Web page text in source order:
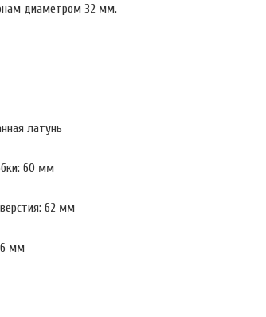
диаметром 32 мм.
латунь
60 мм
62 мм
мм